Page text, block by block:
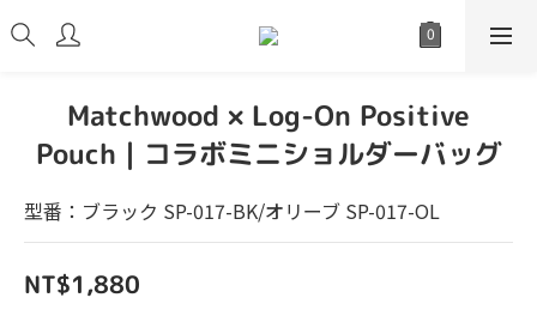
Matchwood × Log-On Positive
Pouch｜コラボミニショルダーバッグ
型番：ブラック SP-017-BK/オリーブ SP-017-OL
NT$1,880